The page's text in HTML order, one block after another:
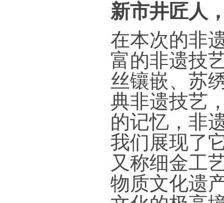
新市井匠人
在本次的非
富的非遗技
丝镶嵌、苏
典非遗技艺
的记忆，非
我们展现了
又称细金工
物质文化遗